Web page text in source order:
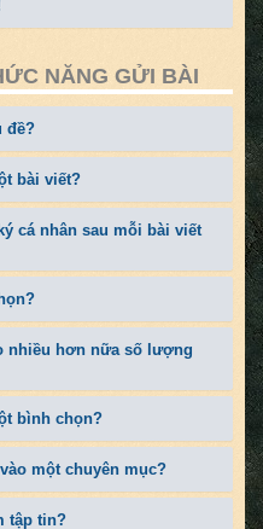
NĂNG GỬI BÀI
đề?
bài viết?
cá nhân sau mỗi bài viết
nhiều hơn nữa số lượng
bình chọn?
một chuyên mục?
tập tin?